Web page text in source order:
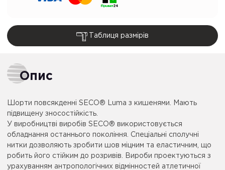
Таблиця размірів
Опис
Шорти повсякденні SECO® Luma з кишенями. Мають
підвищену зносостійкість.
У виробництві виробів SECO® використовується
обладнання останнього покоління. Спеціальні сполучні
нитки дозволяють зробити шов міцним та еластичним, що
робить його стійким до розривів. Вироби проектуються з
урахуванням антропологічних відмінностей атлетичної